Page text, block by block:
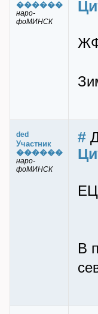
������
наро-
фоМИНСК
ded
Участник
������
наро-
фоМИНСК
#
В